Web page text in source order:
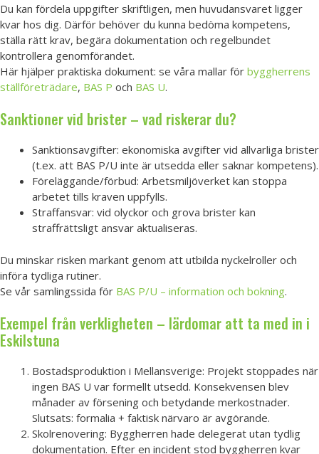
Du kan fördela uppgifter skriftligen, men huvudansvaret ligger
kvar hos dig. Därför behöver du kunna bedöma kompetens,
ställa rätt krav, begära dokumentation och regelbundet
kontrollera genomförandet.
Här hjälper praktiska dokument: se våra mallar för byggherrens
ställföreträdare, BAS P och BAS U.
Sanktioner vid brister – vad riskerar du?
Sanktionsavgifter: ekonomiska avgifter vid allvarliga brister
(t.ex. att BAS P/U inte är utsedda eller saknar kompetens).
Föreläggande/förbud: Arbetsmiljöverket kan stoppa
arbetet tills kraven uppfylls.
Straffansvar: vid olyckor och grova brister kan
straffrättsligt ansvar aktualiseras.
Du minskar risken markant genom att utbilda nyckelroller och
införa tydliga rutiner.
Se vår samlingssida för BAS P/U – information och bokning.
Exempel från verkligheten – lärdomar att ta med in i
Eskilstuna
Bostadsproduktion i Mellansverige: Projekt stoppades när
ingen BAS U var formellt utsedd. Konsekvensen blev
månader av försening och betydande merkostnader.
Slutsats: formalia + faktisk närvaro är avgörande.
Skolrenovering: Byggherren hade delegerat utan tydlig
dokumentation. Efter en incident stod byggherren kvar